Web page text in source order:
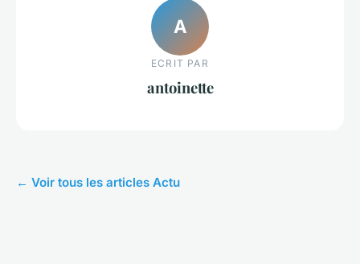
A
ECRIT PAR
antoinette
← Voir tous les articles Actu